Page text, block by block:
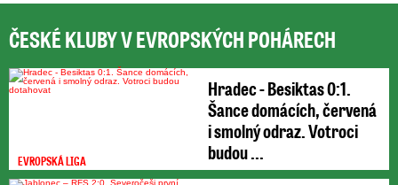
ČESKÉ KLUBY V EVROPSKÝCH POHÁRECH
EVROPSKÁ LIGA
Hradec - Besiktas 0:1.
Šance domácích, červená
i smolný odraz. Votroci
budou ...